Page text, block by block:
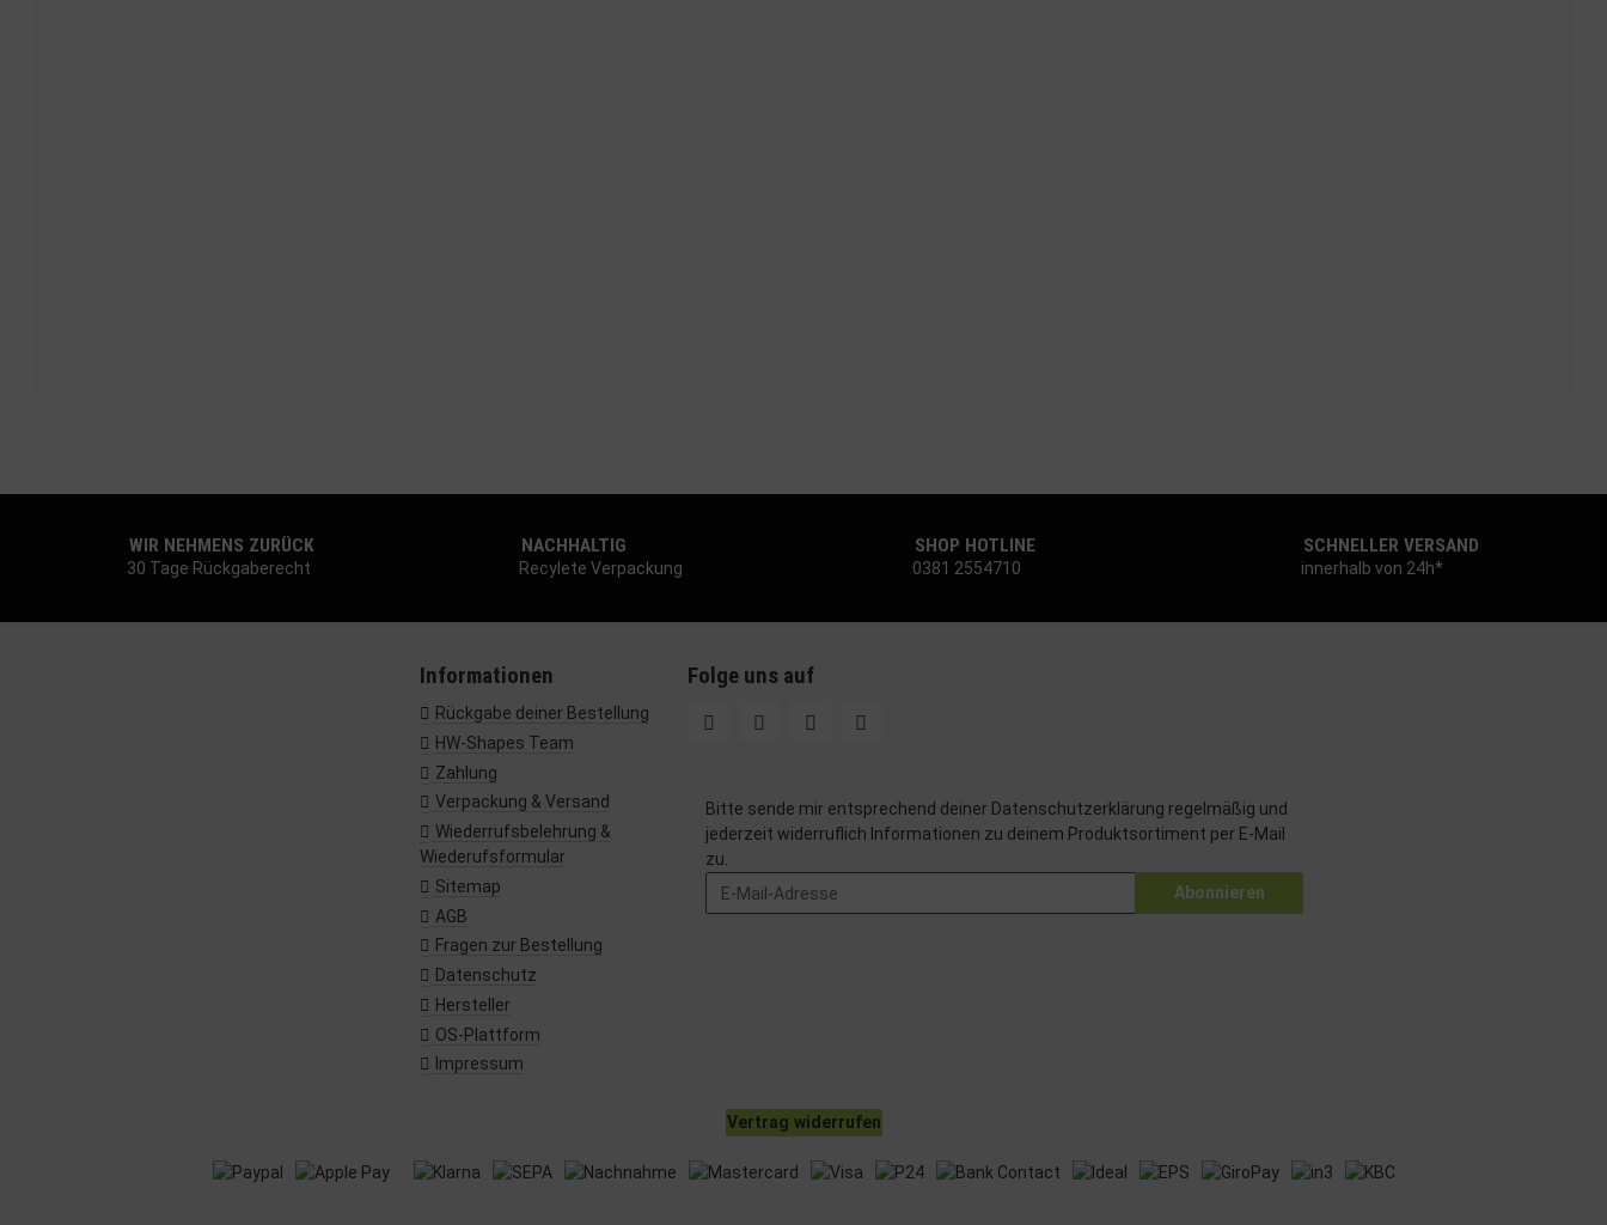
WIR NEHMENS ZURÜCK
30 Tage Rückgaberecht
NACHHALTIG
Recylete Verpackung
SHOP HOTLINE
0381 2554710
SCHNELLER VERSAND
innerhalb von 24h*
Informationen
Rückgabe deiner Bestellung
HW-Shapes Team
Zahlung
Verpackung & Versand
Wiederrufsbelehrung &
Wiederufsformular
Sitemap
AGB
Fragen zur Bestellung
Datenschutz
Hersteller
OS-Plattform
Impressum
Folge uns auf
Bitte sende mir entsprechend deiner Datenschutzerklärung regelmäßig und
jederzeit widerruflich Informationen zu deinem Produktsortiment per E-Mail
zu.
Abonnieren
Vertrag widerrufen